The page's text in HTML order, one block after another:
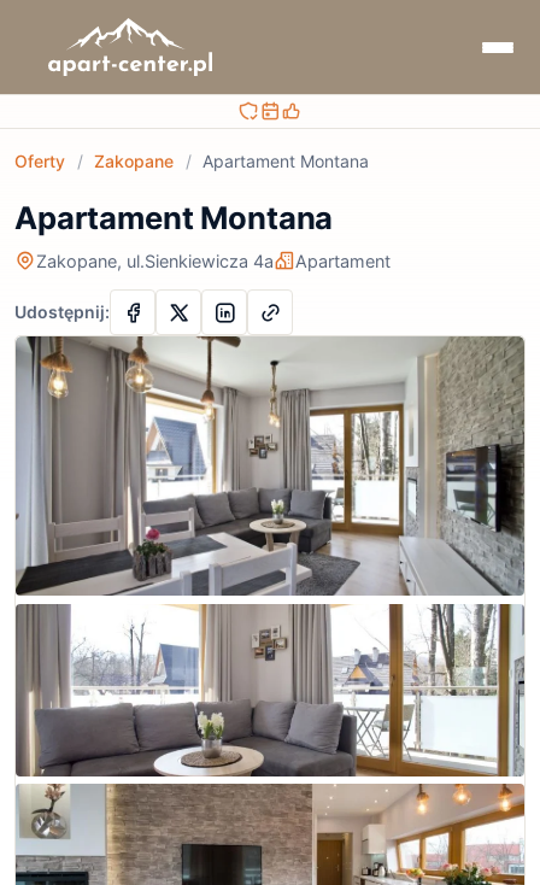
Bezpieczna rezerwacja
Sprawdzaj terminy i ceny
Obsługa przed i po rezerwacji
Oferty / Zakopane / Apartament Montana
Apartament Montana
Zakopane, ul.Sienkiewicza 4a Apartament
Udostępnij: